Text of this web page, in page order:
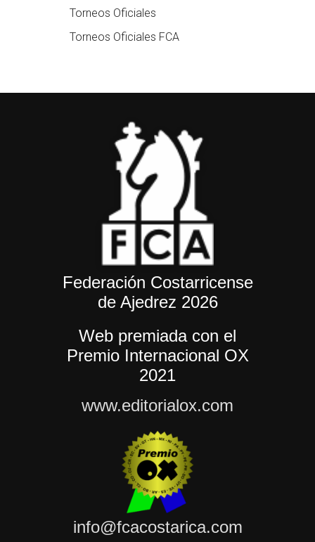
Torneos Oficiales
Torneos Oficiales FCA
Federación Costarricense
de Ajedrez 2026
Web premiada con el
Premio Internacional OX
2021
www.editorialox.com
info@fcacostarica.com